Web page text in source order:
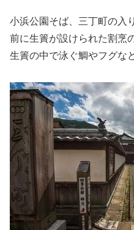
小浜公園そば、三丁町の入
前に生簀が設けられた割烹
生簀の中で泳ぐ鯛やフグな